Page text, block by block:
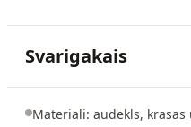
Svarigakais
Materiali: audekls, krasas